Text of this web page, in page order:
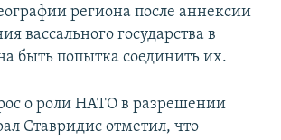
региона после аннексии
вассального государства в
быть попытка соединить их.
о роли НАТО в разрешении
Ставридис отметил, что